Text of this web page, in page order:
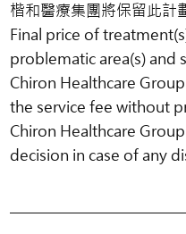
楷和醫療集團將保留此計
Final price of
problematic area(s) and
Chiron Healthcare
the service fee without
Chiron Healthcare
decision in case of any